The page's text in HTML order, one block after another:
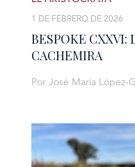
BESPOKE CXXVI:
CACHEMIRA
1 DE FEBRERO DE 2026
Por José María López-